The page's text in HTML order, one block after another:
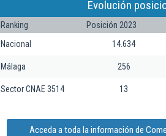
Evolución
Ranking Posición 2023
Nacional
14.634
Málaga 256
Sector CNAE 3514 13
Acceda a toda la información de